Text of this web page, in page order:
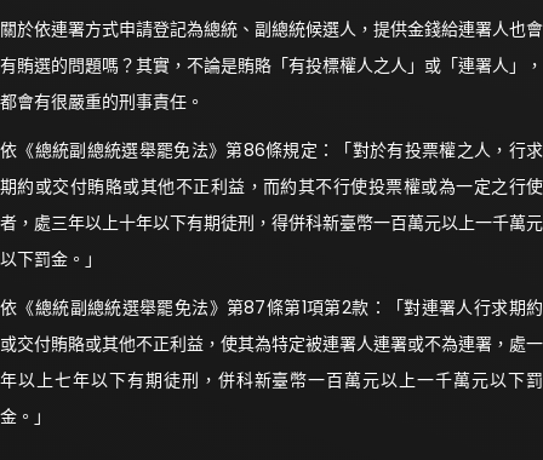
關於依連署方式申請登記為總統、副總統候選人，提供金錢給連署人也會
有賄選的問題嗎？其實，不論是賄賂「有投標權人之人」或「連署人」，
都會有很嚴重的刑事責任。
依《總統副總統選舉罷免法》第86條規定：「對於有投票權之人，行求
期約或交付賄賂或其他不正利益，而約其不行使投票權或為一定之行使
者，處三年以上十年以下有期徒刑，得併科新臺幣一百萬元以上一千萬元
以下罰金。」
依《總統副總統選舉罷免法》第87條第1項第2款：「對連署人行求期約
或交付賄賂或其他不正利益，使其為特定被連署人連署或不為連署，處一
年以上七年以下有期徒刑，併科新臺幣一百萬元以上一千萬元以下罰
金。」